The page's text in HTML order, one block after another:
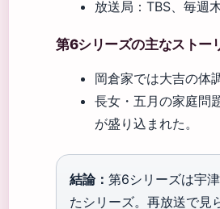
放送局：TBS、毎週
第6シリーズの主なストー
岡倉家では大吉の体
長女・五月の家庭問
が盛り込まれた。
結論： 第6シリーズは宇
たシリーズ。再放送で見